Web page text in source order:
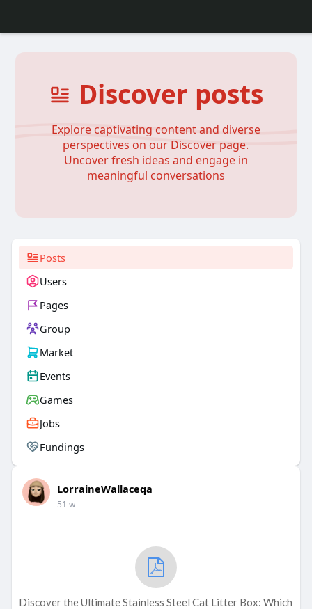
Discover posts
Explore captivating content and diverse
perspectives on our Discover page.
Uncover fresh ideas and engage in
meaningful conversations
Posts
Users
Pages
Group
Market
Events
Games
Jobs
Fundings
LorraineWallaceqa
51 w
Discover the Ultimate Stainless Steel Cat Litter Box: Which